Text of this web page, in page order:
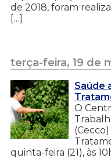
de 2018, foram
[…]
terça-feira, 19 de
Saúde
O
quinta-feira (21), às